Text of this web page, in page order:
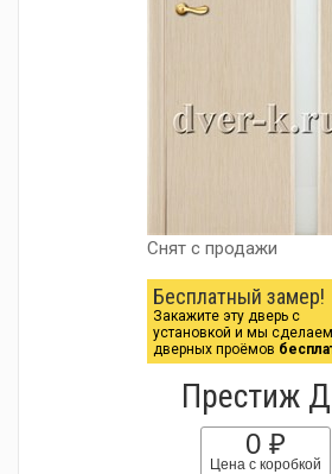
Снят с продажи
Бесплатный замер!
Закажите эту дверь с
установкой и мы
дверных проёмов
Престиж
0 ₽
Цена с коробкой